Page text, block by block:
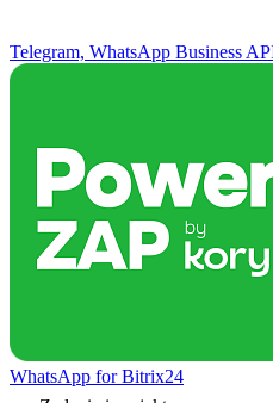
Telegram, WhatsApp Business
WhatsApp for Bitrix24